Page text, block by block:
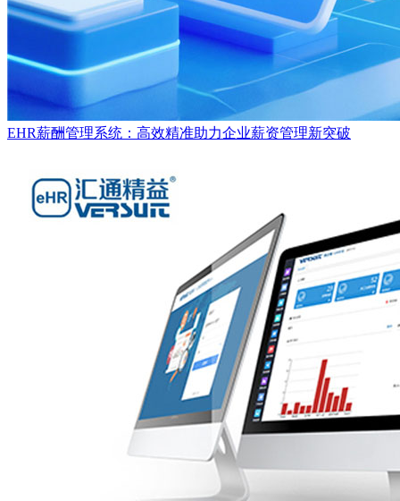
EHR薪酬管理系统：高效精准助力企业薪资管理新突破